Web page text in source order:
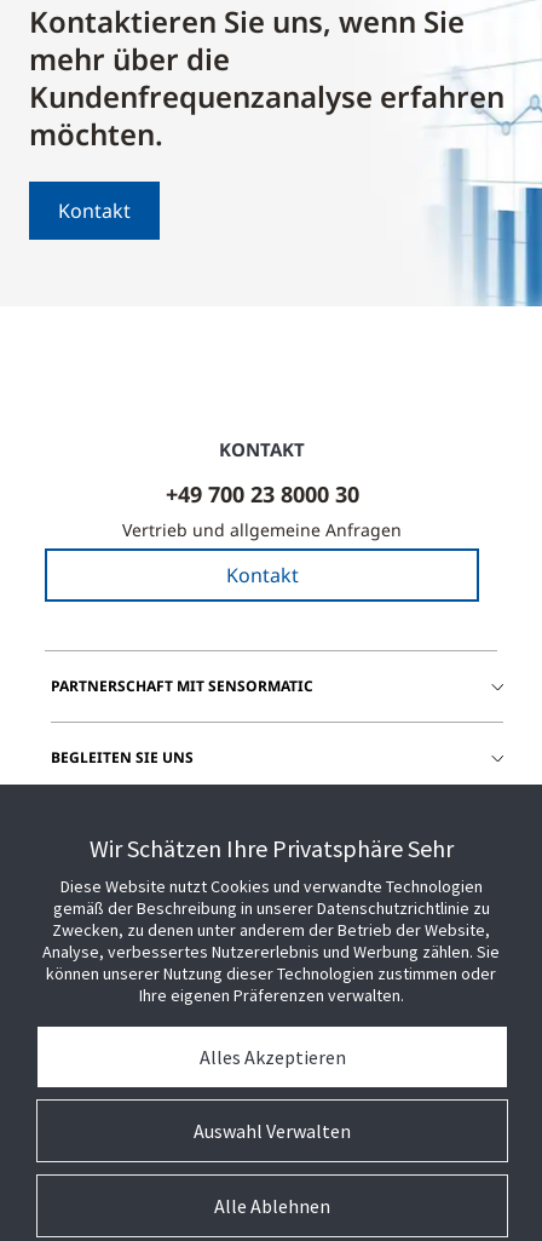
Kontaktieren Sie uns, wenn Sie
mehr über die
Kundenfrequenzanalyse erfahren
möchten.
Kontakt
KONTAKT
+49 700 23 8000 30
Vertrieb und allgemeine Anfragen
Kontakt
PARTNERSCHAFT MIT SENSORMATIC
BEGLEITEN SIE UNS
Wir Schätzen Ihre Privatsphäre Sehr
Diese Website nutzt Cookies und verwandte Technologien
gemäß der Beschreibung in unserer Datenschutzrichtlinie zu
Zwecken, zu denen unter anderem der Betrieb der Website,
Analyse, verbessertes Nutzererlebnis und Werbung zählen. Sie
können unserer Nutzung dieser Technologien zustimmen oder
Ihre eigenen Präferenzen verwalten.
Auswahl Verwalten
Alles Akzeptieren
Alle Ablehnen